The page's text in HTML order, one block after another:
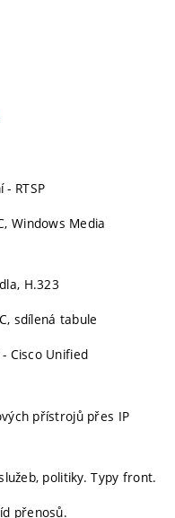
RTSP
Windows Media
H.323
sdílená tabule
Cisco Unified
přístrojů přes IP
politiky. Typy front.
přenosů.